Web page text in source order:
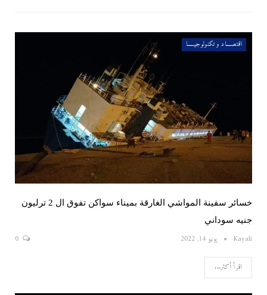
اقتصــــاد و تكنولوجيـــــا
خسائر سفينة المواشي الغارقة بميناء سواكن تفوق ال 2 ترليون
جنيه سوداني
Kayali يونيو 14, 2022
اقرأ أكثر...